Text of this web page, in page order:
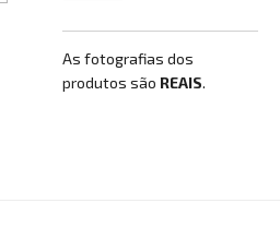
As fotografias dos
produtos são REAIS.